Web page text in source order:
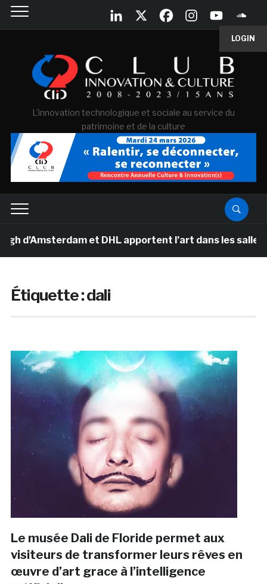
LOGIN
L'innovation technologique et sociale au service du
patrimoine et de la culture
et DHL apportent l’art dans les salles de
Étiquette :dali
Le musée Dali­ de Floride permet aux
visiteurs de transformer leurs rêves en
œuvre d’art grace à l’intelligence